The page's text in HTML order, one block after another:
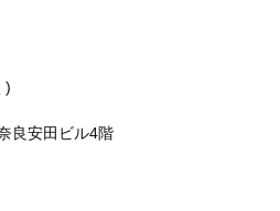
)
良安田ビル4階